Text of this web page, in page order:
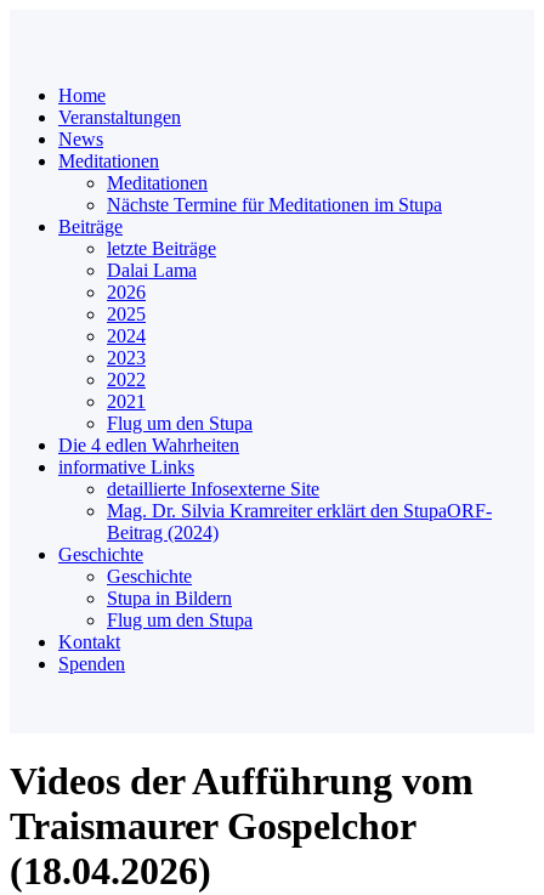
Home
Veranstaltungen
News
Meditationen
Meditationen
Nächste Termine für Meditationen im Stupa
Beiträge
letzte Beiträge
Dalai Lama
2026
2025
2024
2023
2022
2021
Flug um den Stupa
Die 4 edlen Wahrheiten
informative Links
detaillierte Infosexterne Site
Mag. Dr. Silvia Kramreiter erklärt den StupaORF-
Beitrag (2024)
Geschichte
Geschichte
Stupa in Bildern
Flug um den Stupa
Kontakt
Spenden
Videos der Aufführung vom
Traismaurer Gospelchor
(18.04.2026)